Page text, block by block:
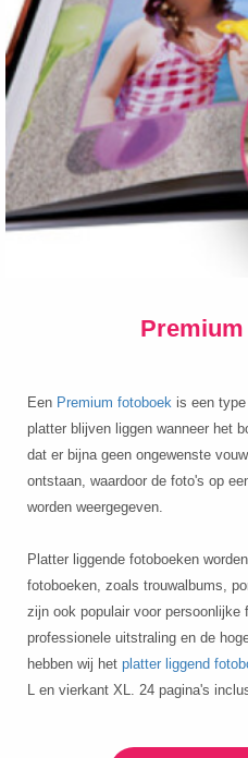
Een Premium fotoboek is een
platter blijven liggen wanneer het
dat er bijna geen ongewenste
ontstaan, waardoor de foto's op
worden weergegeven.
Platter liggende fotoboeken
fotoboeken, zoals trouwalbums,
zijn ook populair voor persoonlijke
professionele uitstraling en de
hebben wij het platter liggend
L en vierkant XL. 24 pagina's